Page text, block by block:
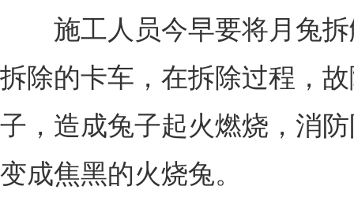
施工人员今早要将月兔拆
拆除的卡车，在拆除过程，
子，造成兔子起火燃烧，消
变成焦黑的火烧兔。